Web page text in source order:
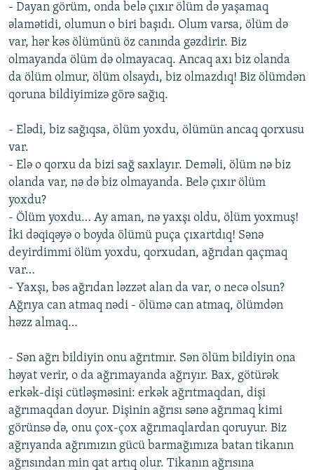
- Dayan görüm, onda belə çıxır ölüm də yaşamaq
əlamətidi, olumun o biri başıdı. Olum varsa, ölüm də
var, hər kəs ölümünü öz canında gəzdirir. Biz
olmayanda ölüm də olmayacaq. Ancaq axı biz olanda
da ölüm olmur, ölüm olsaydı, biz olmazdıq! Biz ölümdən
qoruna bildiyimizə görə sağıq.
- Elədi, biz sağıqsa, ölüm yoxdu, ölümün ancaq qorxusu
var.
- Elə o qorxu da bizi sağ saxlayır. Deməli, ölüm nə biz
olanda var, nə də biz olmayanda. Belə çıxır ölüm
yoxdu?
- Ölüm yoxdu… Ay aman, nə yaxşı oldu, ölüm yoxmuş!
İki dəqiqəyə o boyda ölümü puça çıxartdıq! Sənə
deyirdimmi ölüm yoxdu, qorxudan, ağrıdan qaçmaq
var…
- Yaxşı, bəs ağrıdan ləzzət alan da var, o necə olsun?
Ağrıya can atmaq nədi - ölümə can atmaq, ölümdən
həzz almaq…
- Sən ağrı bildiyin onu ağrıtmır. Sən ölüm bildiyin ona
həyat verir, o da ağrımayanda ağrıyır. Bax, götürək
erkək-dişi cütləşməsini: erkək ağrıtmaqdan, dişi
ağrımaqdan doyur. Dişinin ağrısı sənə ağrımaq kimi
görünsə də, onu çox-çox ağrımaqlardan qoruyur. Biz
ağrıyanda ağrımızın gücü barmağımıza batan tikanın
ağrısından min qat artıq olur. Tikanın ağrısına